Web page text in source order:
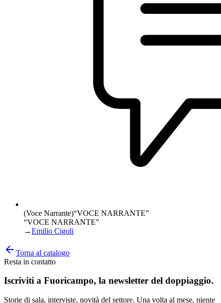
(Voce Narrante)“VOCE NARRANTE”
“VOCE NARRANTE”
→Emilio Cigoli
Torna al catalogo
Resta in contatto
Iscriviti a Fuoricampo, la newsletter del doppiaggio.
Storie di sala, interviste, novità del settore. Una volta al mese, niente